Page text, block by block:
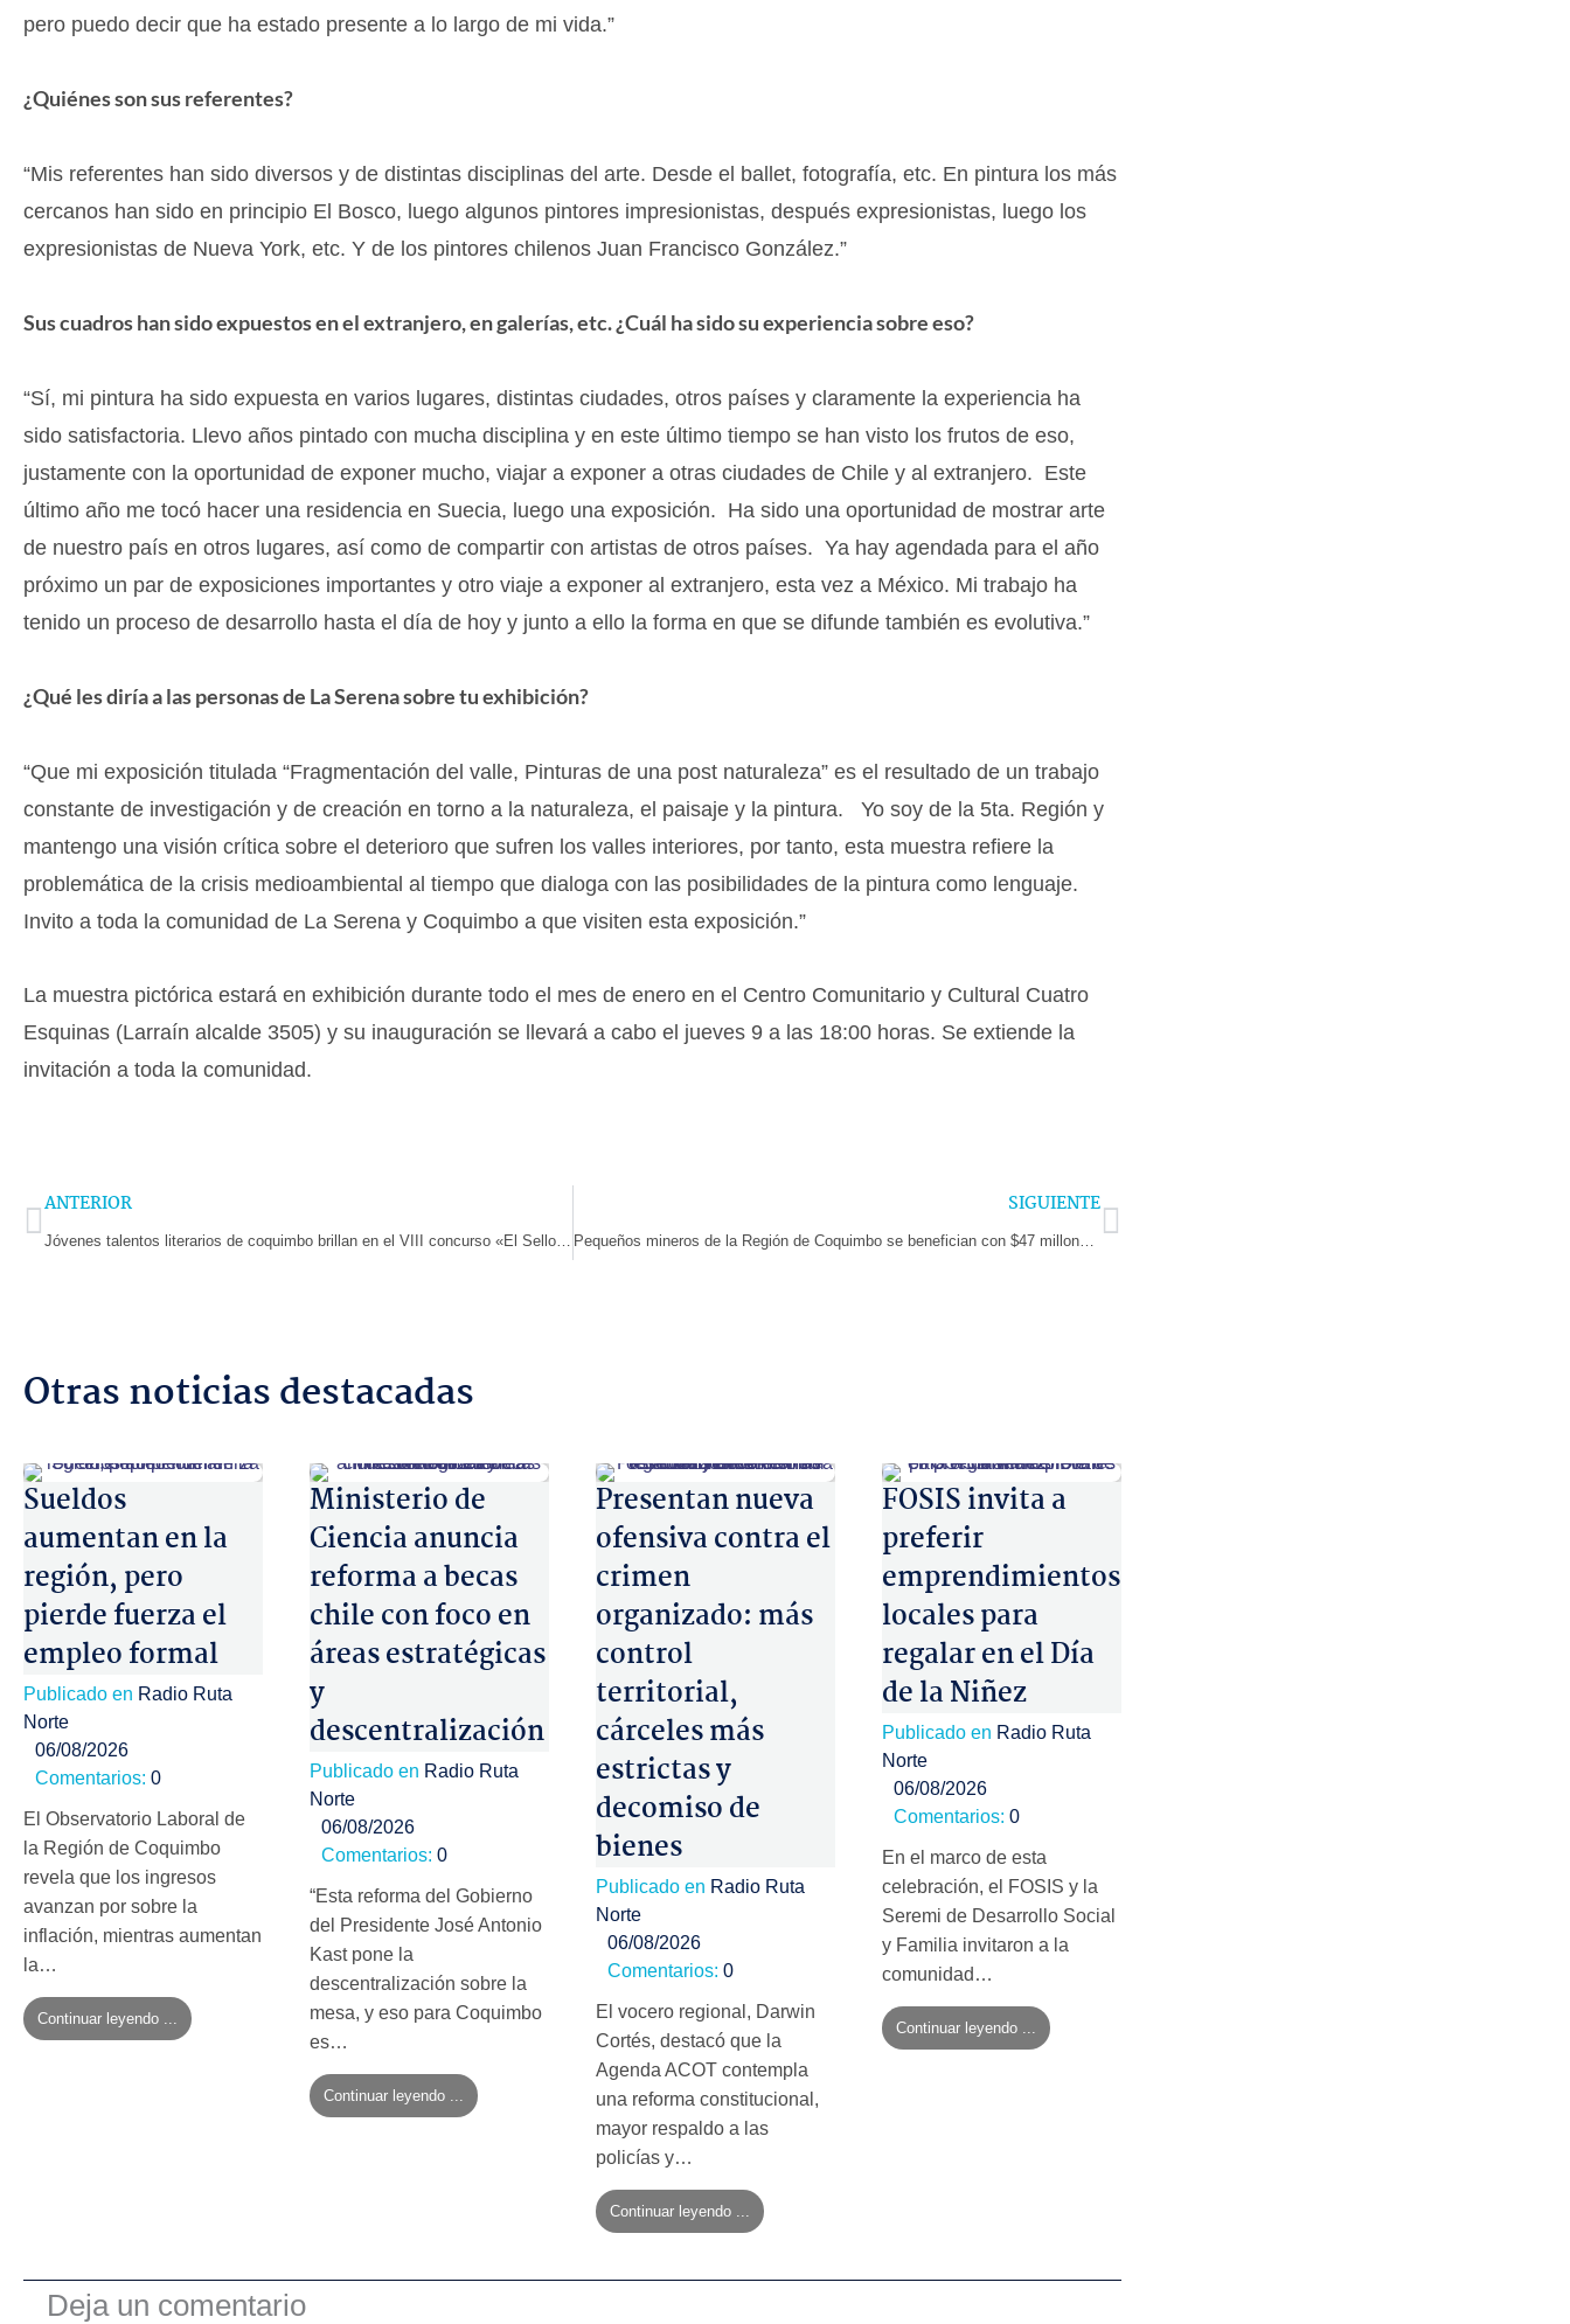
pero puedo decir que ha estado presente a lo largo de mi vida.”
¿Quiénes son sus referentes?
“Mis referentes han sido diversos y de distintas disciplinas del arte. Desde el ballet, fotografía, etc. En pintura los más
cercanos han sido en principio El Bosco, luego algunos pintores impresionistas, después expresionistas, luego los
expresionistas de Nueva York, etc. Y de los pintores chilenos Juan Francisco González.”
Sus cuadros han sido expuestos en el extranjero, en galerías, etc. ¿Cuál ha sido su experiencia sobre eso?
“Sí, mi pintura ha sido expuesta en varios lugares, distintas ciudades, otros países y claramente la experiencia ha
sido satisfactoria. Llevo años pintado con mucha disciplina y en este último tiempo se han visto los frutos de eso,
justamente con la oportunidad de exponer mucho, viajar a exponer a otras ciudades de Chile y al extranjero. Este
último año me tocó hacer una residencia en Suecia, luego una exposición. Ha sido una oportunidad de mostrar arte
de nuestro país en otros lugares, así como de compartir con artistas de otros países. Ya hay agendada para el año
próximo un par de exposiciones importantes y otro viaje a exponer al extranjero, esta vez a México. Mi trabajo ha
tenido un proceso de desarrollo hasta el día de hoy y junto a ello la forma en que se difunde también es evolutiva.”
¿Qué les diría a las personas de La Serena sobre tu exhibición?
“Que mi exposición titulada “Fragmentación del valle, Pinturas de una post naturaleza” es el resultado de un trabajo
constante de investigación y de creación en torno a la naturaleza, el paisaje y la pintura. Yo soy de la 5ta. Región y
mantengo una visión crítica sobre el deterioro que sufren los valles interiores, por tanto, esta muestra refiere la
problemática de la crisis medioambiental al tiempo que dialoga con las posibilidades de la pintura como lenguaje.
Invito a toda la comunidad de La Serena y Coquimbo a que visiten esta exposición.”
La muestra pictórica estará en exhibición durante todo el mes de enero en el Centro Comunitario y Cultural Cuatro
Esquinas (Larraín alcalde 3505) y su inauguración se llevará a cabo el jueves 9 a las 18:00 horas. Se extiende la
invitación a toda la comunidad.
Prev
ANTERIOR
Jóvenes talentos literarios de coquimbo brillan en el VIII concurso «El Sello Gabriela Mistral»
SIGUIENTE
Pequeños mineros de la Región de Coquimbo se benefician con $47 millones en equipamiento gracias al programa PAMMA
Next
Otras noticias destacadas
Sueldos
aumentan en la
región, pero
pierde fuerza el
empleo formal
Publicado en Radio Ruta
Norte
06/08/2026
Comentarios: 0
El Observatorio Laboral de
la Región de Coquimbo
revela que los ingresos
avanzan por sobre la
inflación, mientras aumentan
la…
Continuar leyendo ...
Ministerio de
Ciencia anuncia
reforma a becas
chile con foco en
áreas estratégicas
y
descentralización
Publicado en Radio Ruta
Norte
06/08/2026
Comentarios: 0
“Esta reforma del Gobierno
del Presidente José Antonio
Kast pone la
descentralización sobre la
mesa, y eso para Coquimbo
es…
Continuar leyendo ...
Presentan nueva
ofensiva contra el
crimen
organizado: más
control
territorial,
cárceles más
estrictas y
decomiso de
bienes
Publicado en Radio Ruta
Norte
06/08/2026
Comentarios: 0
El vocero regional, Darwin
Cortés, destacó que la
Agenda ACOT contempla
una reforma constitucional,
mayor respaldo a las
policías y…
Continuar leyendo ...
FOSIS invita a
preferir
emprendimientos
locales para
regalar en el Día
de la Niñez
Publicado en Radio Ruta
Norte
06/08/2026
Comentarios: 0
En el marco de esta
celebración, el FOSIS y la
Seremi de Desarrollo Social
y Familia invitaron a la
comunidad…
Continuar leyendo ...
Deja un comentario